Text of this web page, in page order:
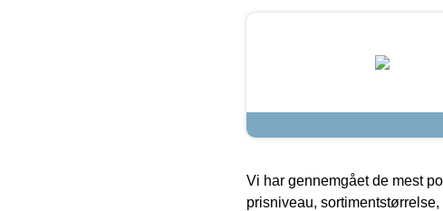
Vi har gennemgået de mest
prisniveau,